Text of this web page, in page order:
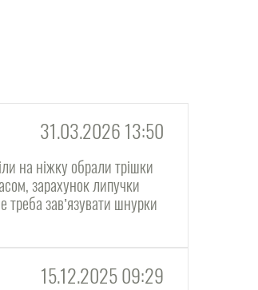
31.03.2026 13:50
на ніжку обрали трішки
зарахунок липучки
завʼязувати шнурки
15.12.2025 09:29